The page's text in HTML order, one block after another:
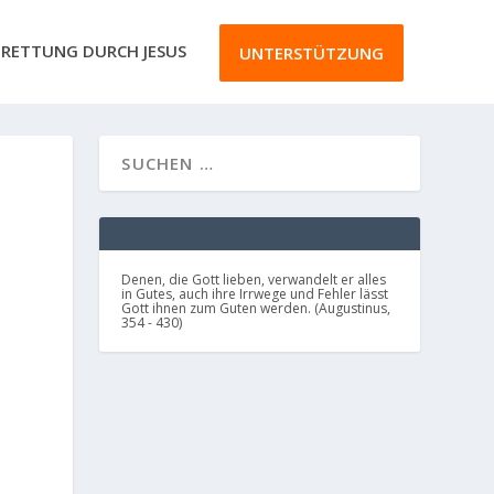
RETTUNG DURCH JESUS UNTERSTÜTZUNG
Denen, die Gott lieben, verwandelt er alles
in Gutes, auch ihre Irrwege und Fehler lässt
Gott ihnen zum Guten werden. (Augustinus,
354 - 430)